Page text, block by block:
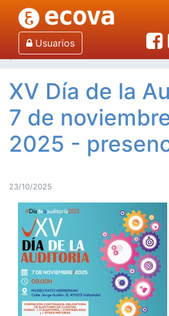
Usuarios
Inicio
Noticias de Ecova
XV Día de la Auditoria, 7 de
presencial
XV Día de la
7 de
2025 -
23/10/2025